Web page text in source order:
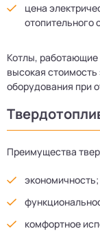
цена
отопительного
Котлы, работающие
высокая
оборудования при
Преимущества
экономичность;
комфортное